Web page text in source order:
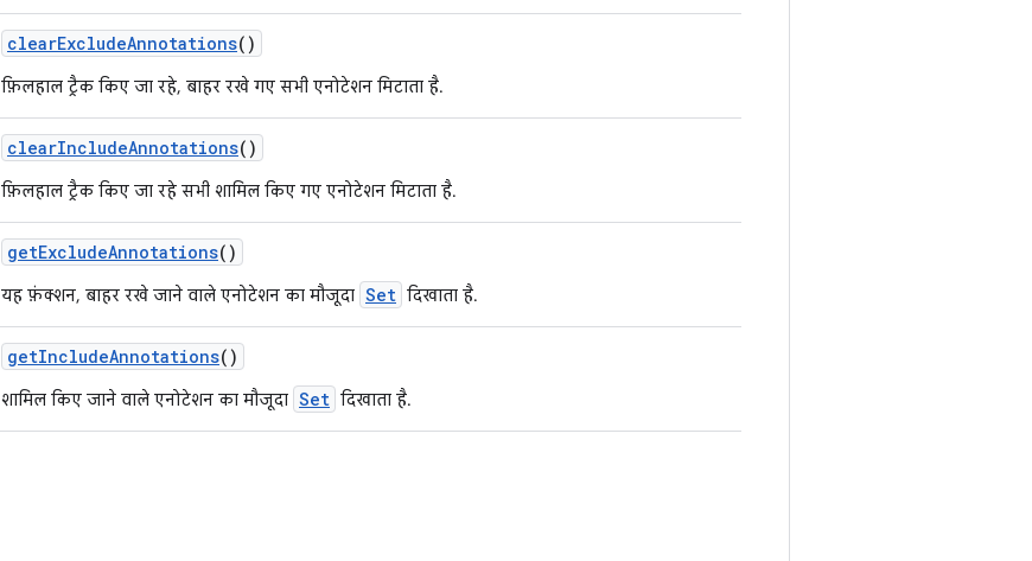
clearExcludeAnnotations()
फ़िलहाल ट्रैक किए जा रहे, बाहर रखे गए सभी एनोटेशन मिटाता है.
clearIncludeAnnotations()
फ़िलहाल ट्रैक किए जा रहे सभी शामिल किए गए एनोटेशन मिटाता है.
getExcludeAnnotations()
यह फ़ंक्शन, बाहर रखे जाने वाले एनोटेशन का मौजूदा Set दिखाता है.
getIncludeAnnotations()
शामिल किए जाने वाले एनोटेशन का मौजूदा Set दिखाता है.